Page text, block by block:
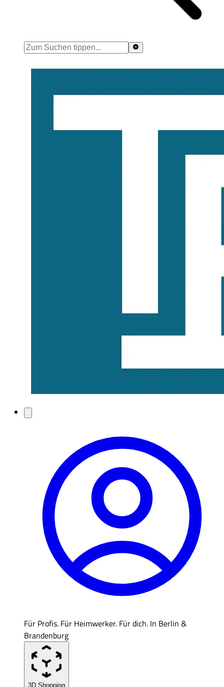
Für Profis. Für Heimwerker. Für dich. In Berlin &
Brandenburg
3D Shopping